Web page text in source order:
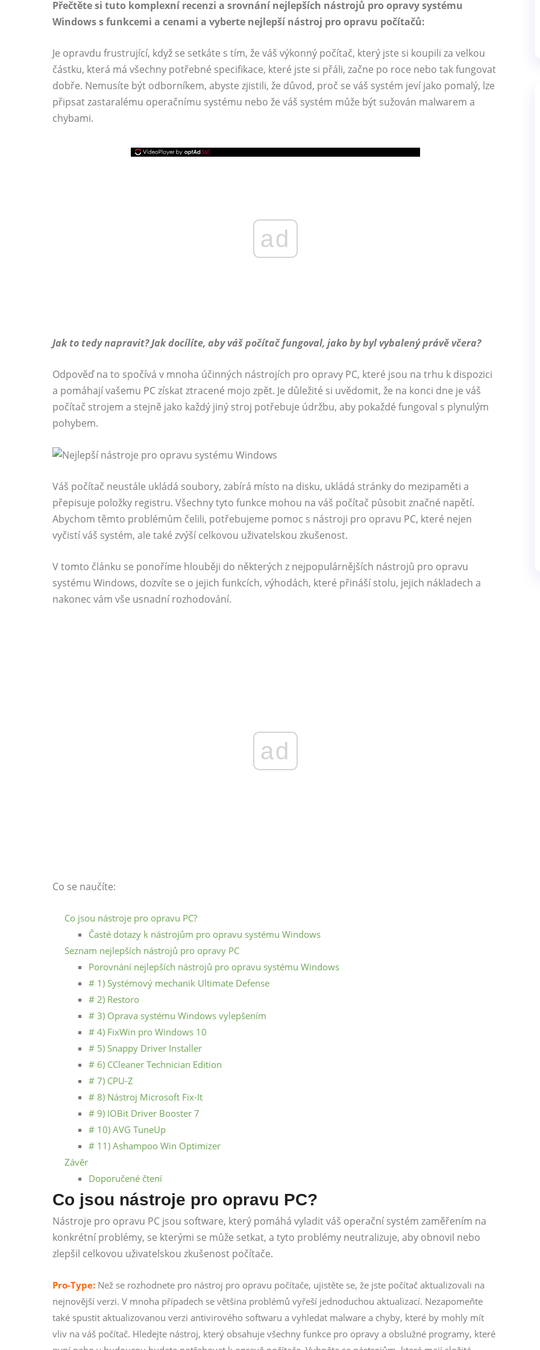
Přečtěte si tuto komplexní recenzi a srovnání nejlepších nástrojů pro opravy systému
Windows s funkcemi a cenami a vyberte nejlepší nástroj pro opravu počítačů:
Je opravdu frustrující, když se setkáte s tím, že váš výkonný počítač, který jste si koupili za velkou
částku, která má všechny potřebné specifikace, které jste si přáli, začne po roce nebo tak fungovat
dobře. Nemusíte být odborníkem, abyste zjistili, že důvod, proč se váš systém jeví jako pomalý, lze
připsat zastaralému operačnímu systému nebo že váš systém může být sužován malwarem a
chybami.
ad
Jak to tedy napravit? Jak docílíte, aby váš počítač fungoval, jako by byl vybalený právě včera?
Odpověď na to spočívá v mnoha účinných nástrojích pro opravy PC, které jsou na trhu k dispozici
a pomáhají vašemu PC získat ztracené mojo zpět. Je důležité si uvědomit, že na konci dne je váš
počítač strojem a stejně jako každý jiný stroj potřebuje údržbu, aby pokaždé fungoval s plynulým
pohybem.
Váš počítač neustále ukládá soubory, zabírá místo na disku, ukládá stránky do mezipaměti a
přepisuje položky registru. Všechny tyto funkce mohou na váš počítač působit značné napětí.
Abychom těmto problémům čelili, potřebujeme pomoc s nástroji pro opravu PC, které nejen
vyčistí váš systém, ale také zvýší celkovou uživatelskou zkušenost.
V tomto článku se ponoříme hlouběji do některých z nejpopulárnějších nástrojů pro opravu
systému Windows, dozvíte se o jejich funkcích, výhodách, které přináší stolu, jejich nákladech a
nakonec vám vše usnadní rozhodování.
ad
Co se naučíte:
Co jsou nástroje pro opravu PC?
Časté dotazy k nástrojům pro opravu systému Windows
Seznam nejlepších nástrojů pro opravy PC
Porovnání nejlepších nástrojů pro opravu systému Windows
# 1) Systémový mechanik Ultimate Defense
# 2) Restoro
# 3) Oprava systému Windows vylepšením
# 4) FixWin pro Windows 10
# 5) Snappy Driver Installer
# 6) CCleaner Technician Edition
# 7) CPU-Z
# 8) Nástroj Microsoft Fix-It
# 9) IOBit Driver Booster 7
# 10) AVG TuneUp
# 11) Ashampoo Win Optimizer
Závěr
Doporučené čtení
Co jsou nástroje pro opravu PC?
Nástroje pro opravu PC jsou software, který pomáhá vyladit váš operační systém zaměřením na
konkrétní problémy, se kterými se může setkat, a tyto problémy neutralizuje, aby obnovil nebo
zlepšil celkovou uživatelskou zkušenost počítače.
Pro-Type: Než se rozhodnete pro nástroj pro opravu počítače, ujistěte se, že jste počítač aktualizovali na
nejnovější verzi. V mnoha případech se většina problémů vyřeší jednoduchou aktualizací. Nezapomeňte
také spustit aktualizovanou verzi antivirového softwaru a vyhledat malware a chyby, které by mohly mít
vliv na váš počítač. Hledejte nástroj, který obsahuje všechny funkce pro opravy a obslužné programy, které